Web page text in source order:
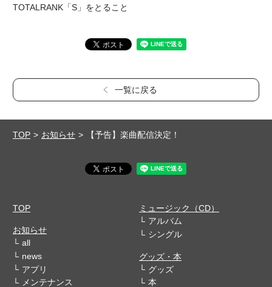
TOTALRANK「S」をとること
一覧に戻る
TOP お知らせ 【予告】楽曲配信決定！
TOP
お知らせ
all
news
アプリ
メンテナンス
ミュージック（CD）
アルバム
シングル
グッズ・本
グッズ
本